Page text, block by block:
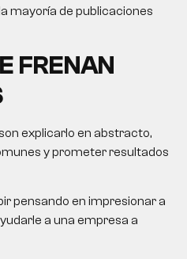
mayoría de publicaciones
FRENAN
explicarlo en abstracto,
y prometer resultados
pensando en impresionar a
a una empresa a